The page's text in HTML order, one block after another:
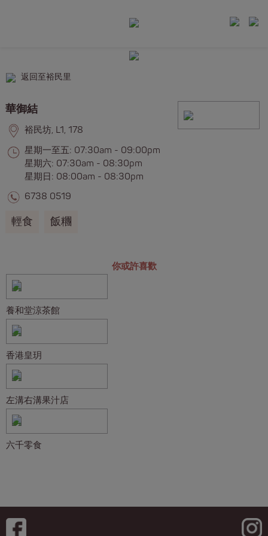
返回至裕民里
華御結
裕民坊, L1, 178
星期一至五: 07:30am - 09:00pm
星期六: 07:30am - 08:30pm
星期日: 08:00am - 08:30pm
6738 0519
輕食 飯糰
你或許喜歡
養和堂涼茶館
香港皇玥
左溝右溝果汁店
六千零食